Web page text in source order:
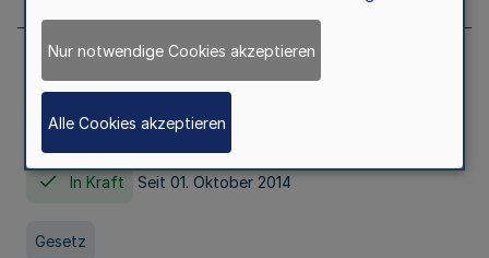
Gesetz über die Hochschulen des Landes
Nordrhein-Westfalen (Hochschulgesetz -
HG)
In Kraft Seit 01. Oktober 2014
Gesetz
Nur notwendige Cookies akzeptieren
Alle Cookies akzeptieren